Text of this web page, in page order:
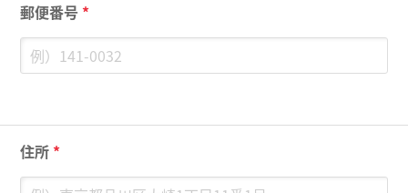
郵便番号 *
住所 *